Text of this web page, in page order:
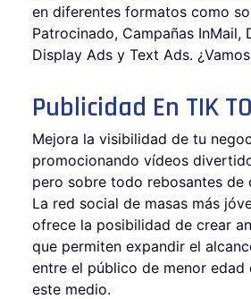
en diferentes formatos como
Patrocinado, Campañas InMail,
Display Ads y Text Ads.
Publicidad En TIK
Mejora la visibilidad de tu
promocionando vídeos
pero sobre todo rebosantes de
La red social de masas más
ofrece la posibilidad de crear
que permiten expandir el
entre el público de menor edad
este medio.